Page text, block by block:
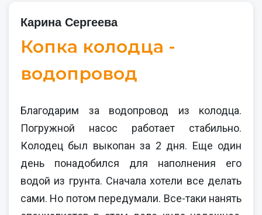
Карина Сергеева
Копка колодца -
водопровод
Благодарим за водопровод из колодца.
Погружной насос работает стабильно.
Колодец был выкопан за 2 дня. Еще один
день понадобился для наполнения его
водой из грунта. Сначала хотели все делать
сами. Но потом передумали. Все-таки нанять